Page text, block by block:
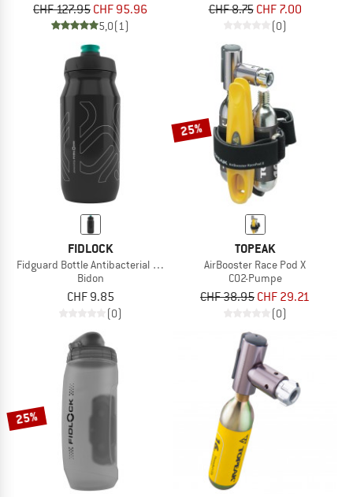
CHF 127.95 CHF 95.96
5,0(1)
CHF 8.75 CHF 7.00
(0)
FIDLOCK
Fidguard Bottle Antibacterial 600
Bidon
CHF 9.85
(0)
25%
TOPEAK
AirBooster Race Pod X
CO2-Pumpe
CHF 38.95 CHF 29.21
(0)
25%